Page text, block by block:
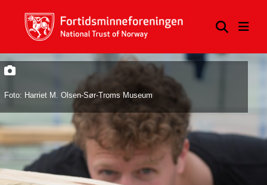
Foto: Harriet M. Olsen-Sør-Troms Museum